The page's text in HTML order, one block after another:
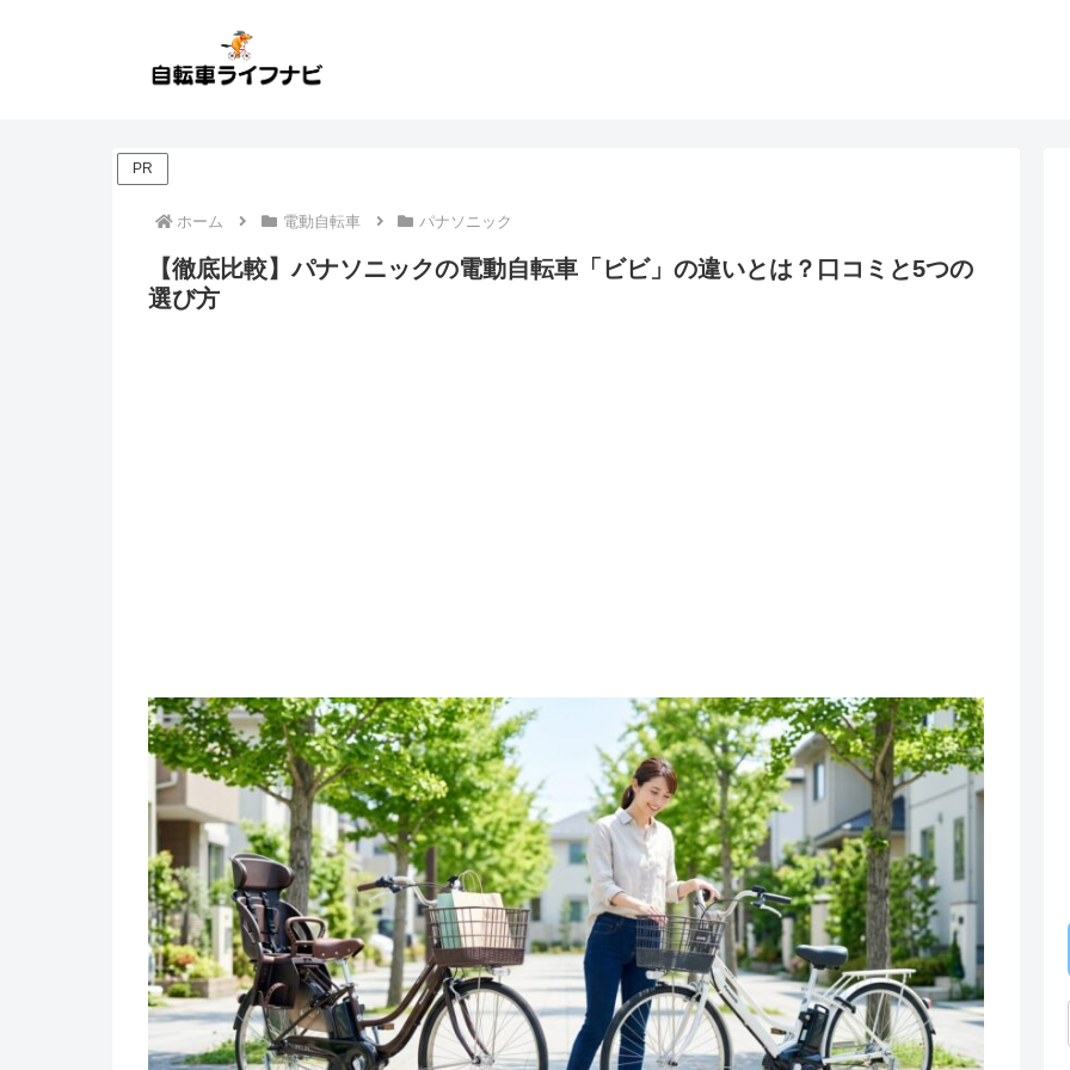
PR
ホーム 電動自転車 パナソニック
【徹底比較】パナソニックの電動自転車「ビビ」の違いとは？口コミと5つの
選び方